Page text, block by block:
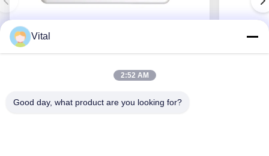
Obtenez le meilleur prix
Vital
2:52 AM
Good day, what product are you looking for?